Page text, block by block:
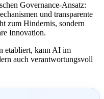
Governance-Ansatz:
und transparente
zum Hindernis, sondern
Innovation.
etabliert, kann AI im
auch verantwortungsvoll